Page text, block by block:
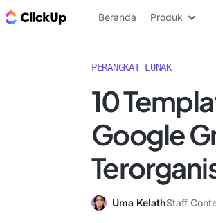
Blog ClickUp
Beranda Produk
PERANGKAT LUNAK
10
Google
Uma KelathStaff